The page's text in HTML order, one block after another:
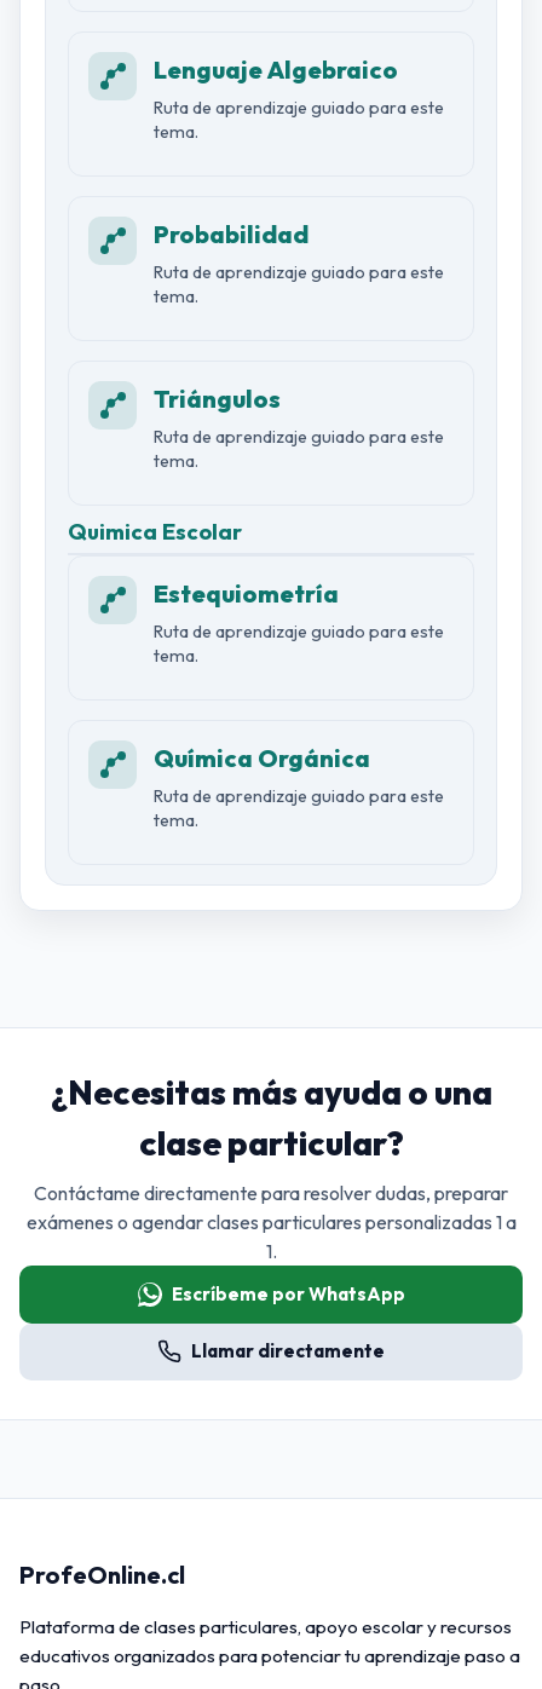
Lenguaje Algebraico
Ruta de aprendizaje guiado para este
tema.
Probabilidad
Ruta de aprendizaje guiado para este
tema.
Triángulos
Ruta de aprendizaje guiado para este
tema.
Quimica Escolar
Estequiometría
Ruta de aprendizaje guiado para este
tema.
Química Orgánica
Ruta de aprendizaje guiado para este
tema.
¿Necesitas más ayuda o una
clase particular?
Contáctame directamente para resolver dudas, preparar
exámenes o agendar clases particulares personalizadas 1 a
1.
Escríbeme por WhatsApp
Llamar directamente
ProfeOnline.cl
Plataforma de clases particulares, apoyo escolar y recursos
educativos organizados para potenciar tu aprendizaje paso a